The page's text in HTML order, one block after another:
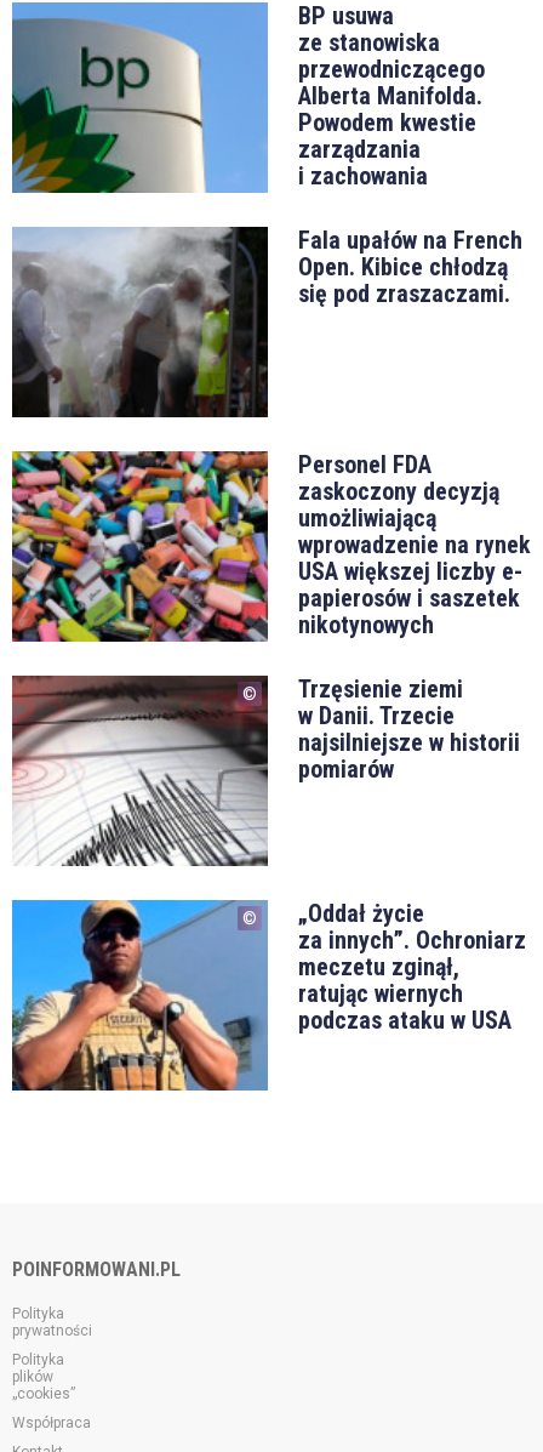
BP usuwa
ze stanowiska
przewodniczącego
Alberta Manifolda.
Powodem kwestie
zarządzania
i zachowania
Fala upałów na French
Open. Kibice chłodzą
się pod zraszaczami.
Personel FDA
zaskoczony decyzją
umożliwiającą
wprowadzenie na rynek
USA większej liczby e-
papierosów i saszetek
nikotynowych
Trzęsienie ziemi
w Danii. Trzecie
najsilniejsze w historii
pomiarów
„Oddał życie
za innych”. Ochroniarz
meczetu zginął,
ratując wiernych
podczas ataku w USA
POINFORMOWANI.PL
Polityka
prywatności
Polityka
plików
„cookies”
Współpraca